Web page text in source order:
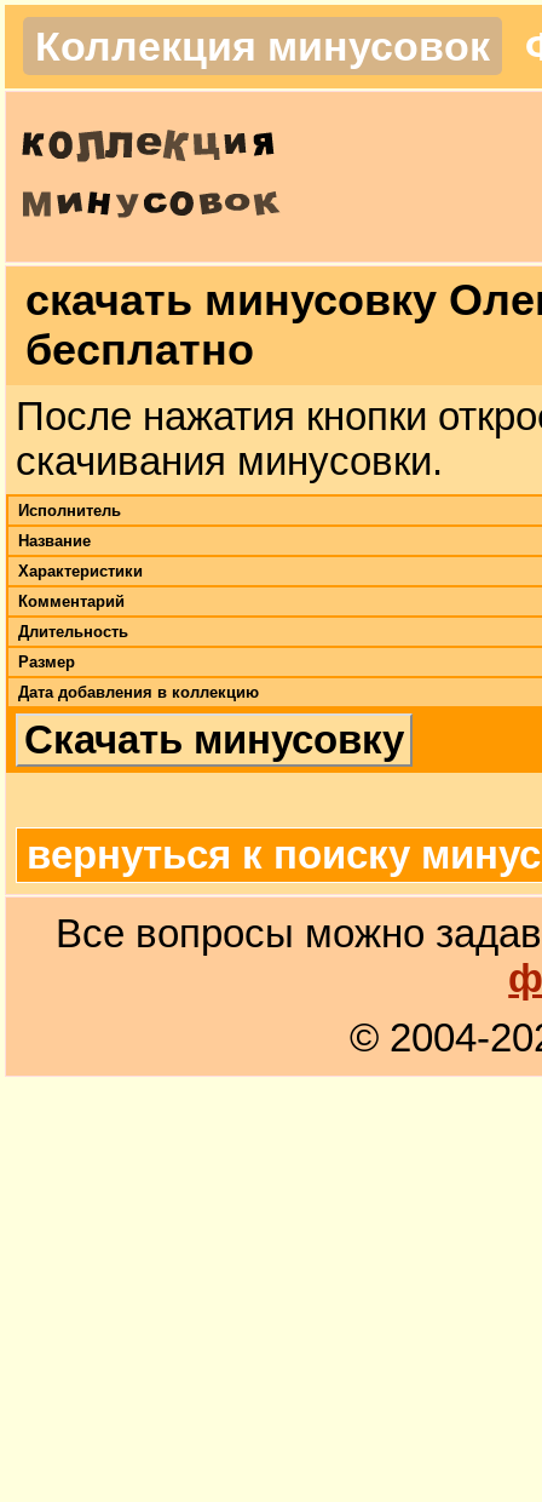
Коллекция минусовок
скачать минусовку
бесплатно
После нажатия кнопки
скачивания минусовки.
Исполнитель
Название
Характеристики
Комментарий
Длительность
Размер
Дата добавления в коллекцию
Скачать минусовку
вернуться к поиску
Все вопросы можно
© 2004-